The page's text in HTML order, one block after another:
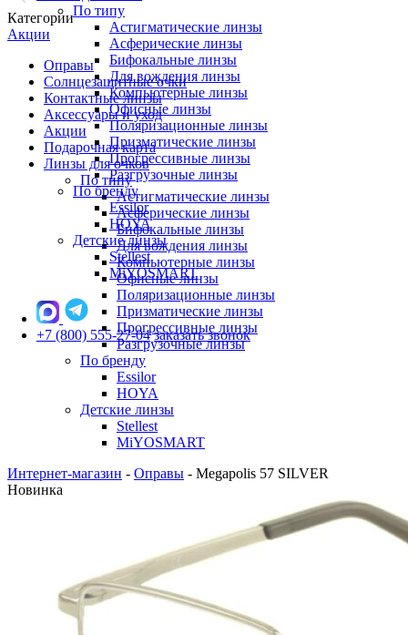
Категории
Акции
Оправы
Солнцезащитные очки
Контактные линзы
Аксессуары и уход
Акции
Подарочная карта
Линзы для очков
По типу
Астигматические линзы
Асферические линзы
Бифокальные линзы
Для вождения линзы
Компьютерные линзы
Офисные линзы
Поляризационные линзы
Призматические линзы
Прогрессивные линзы
Разгрузочные линзы
По бренду
Essilor
HOYA
Детские линзы
Stellest
MiYOSMART
По типу
Астигматические линзы
Асферические линзы
Бифокальные линзы
Для вождения линзы
Компьютерные линзы
Офисные линзы
Поляризационные линзы
Призматические линзы
Прогрессивные линзы
Разгрузочные линзы
По бренду
Essilor
HOYA
Детские линзы
Stellest
MiYOSMART
+7 (800) 555-27-04 заказать звонок
Интернет-магазин - Оправы - Megapolis 57 SILVER
Новинка